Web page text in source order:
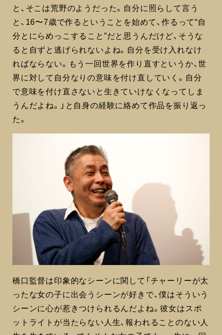
と、そこは荒野のようだった。自分に照らして言う
と、16〜7歳で作るということを始めて、作るって“自
分とにらめっこすること”だと思うんだけど、そうな
ると自ずと逃げられないよね。自分を受け入れなけ
ればならない。もう一回世界を作り直すというか、世
界に対して自分なりの意味を付け直していく。自分
で意味を付け直さないと生きていけなくなってしま
うんだよね。」と自身の経験に絡めて作品を振り返っ
た。
橋口監督は印象的なシーンに関して「チャーリーが太
ったな女の子に出会うシーンが好きで、僕はそういう
シーンに心が惹きつけられるんだよね。彼女はスポ
ットライトが当たらない人生、報われることのない人